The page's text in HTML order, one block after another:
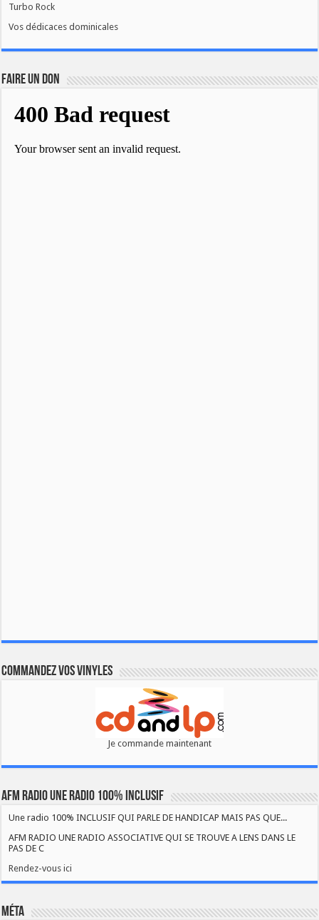
Turbo Rock
Vos dédicaces dominicales
FAIRE UN DON
Commandez vos vinyles
Je commande maintenant
AFM RADIO UNE RADIO 100% INCLUSIF
Une radio 100% INCLUSIF QUI PARLE DE HANDICAP MAIS PAS QUE...
AFM RADIO UNE RADIO ASSOCIATIVE QUI SE TROUVE A LENS DANS LE
PAS DE C
Rendez-vous ici
Méta